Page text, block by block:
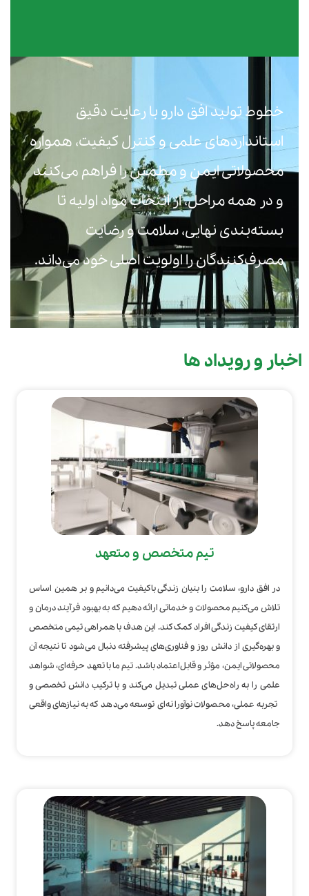
خطوط تولید افق دارو با رعایت دقیق
استانداردهای علمی و کنترل کیفیت، همواره
محصولاتی ایمن و مطمئن را فراهم می‌کنند
و در همه مراحل، از انتخاب مواد اولیه تا
بسته‌بندی نهایی، سلامت و رضایت
مصرف‌کنندگان را اولویت اصلی خود می‌داند.
اخبار و رویداد ها
تیم متخصص و متعهد
در افق دارو، سلامت را بنیان زندگی باکیفیت می‌دانیم و بر همین اساس
تلاش می‌کنیم محصولات و خدماتی ارائه دهیم که به بهبود فرآیند درمان و
ارتقای کیفیت زندگی افراد کمک کند. این هدف با همراهی تیمی متخصص
و بهره‌گیری از دانش روز و فناوری‌های پیشرفته دنبال می‌شود تا نتیجه آن
محصولاتی ایمن، مؤثر و قابل‌اعتماد باشد. تیم ما با تعهد حرفه‌ای، شواهد
علمی را به راه‌حل‌های عملی تبدیل می‌کند و با ترکیب دانش تخصصی و
تجربه عملی، محصولات نوآورانه‌ای توسعه می‌دهد که به نیازهای واقعی
جامعه پاسخ ‌دهد.